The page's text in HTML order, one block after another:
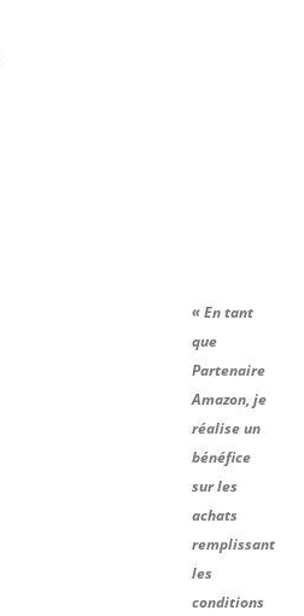
« En tant
que
Partenaire
Amazon, je
réalise un
bénéfice
sur les
achats
remplissant
les
conditions